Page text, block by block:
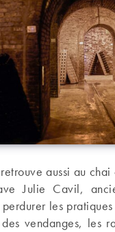
aussi au
Julie Cavil,
les
vendanges, les